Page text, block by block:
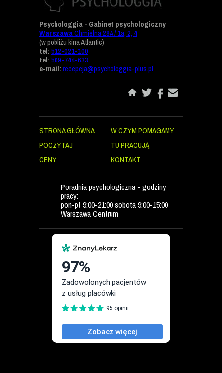
Psychologgia - Gabinet psychologiczny
WarszawaChmielna 28A / 1a, 2, 4
(w pobliżu kina Atlantic)
tel:512-021-100
tel:509-744-633
e-mail:recepcja@psychologgia-plus.pl
STRONA GŁÓWNA
W CZYM POMAGAMY
POCZYTAJ
TU PRACUJĄ
CENY
KONTAKT
Poradnia psychologiczna - godziny
pracy:
pon-pt 9:00-21:00 sobota 9:00-15:00
Warszawa Centrum